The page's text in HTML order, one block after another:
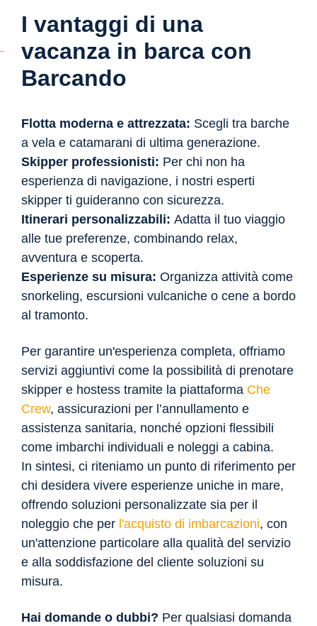
I vantaggi di una
vacanza in barca con
Barcando
Flotta moderna e attrezzata: Scegli tra barche
a vela e catamarani di ultima generazione.
Skipper professionisti: Per chi non ha
esperienza di navigazione, i nostri esperti
skipper ti guideranno con sicurezza.
Itinerari personalizzabili: Adatta il tuo viaggio
alle tue preferenze, combinando relax,
avventura e scoperta.
Esperienze su misura: Organizza attività come
snorkeling, escursioni vulcaniche o cene a bordo
al tramonto.
Per garantire un'esperienza completa, offriamo
servizi aggiuntivi come la possibilità di prenotare
skipper e hostess tramite la piattaforma Che
Crew, assicurazioni per l’annullamento e
assistenza sanitaria, nonché opzioni flessibili
come imbarchi individuali e noleggi a cabina.
In sintesi, ci riteniamo un punto di riferimento per
chi desidera vivere esperienze uniche in mare,
offrendo soluzioni personalizzate sia per il
noleggio che per l'acquisto di imbarcazioni, con
un'attenzione particolare alla qualità del servizio
e alla soddisfazione del cliente soluzioni su
misura.
Hai domande o dubbi? Per qualsiasi domanda